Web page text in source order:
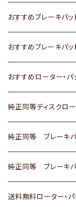
日産
いすゞ
ダイハツ
マツダ
三菱
スバル
日野
スズキ
日産
いすゞ
ダイハツ
マツダ
三菱
日野
スズキ
日産
いすゞ
ダイハツ
三菱
日野
三菱ふそう
トヨタ
ホンダ
スズキ
日産
ダイハツ
マツダ
三菱
おすすめブレーキパ
トヨタ
ホンダ
スズキ
日産
いすゞ
ダイハツ
おすすめブレーキパッ
トヨタ
日産
いすゞ
ダイハツ
マツダ
おすすめローター・パ
トヨタ
ホンダ
スズキ
日産
純正同等ディスクロ
トヨタ
ホンダ
スズキ
純正同等 ブレーキパ
トヨタ
ホンダ
純正同等 ブレーキパ
トヨタ
送料無料ローター・パ